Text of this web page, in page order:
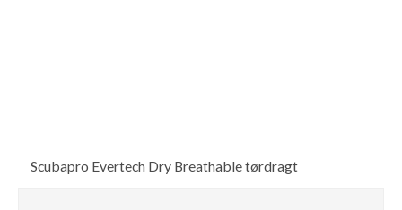
Scubapro Evertech Dry Breathable tørdragt